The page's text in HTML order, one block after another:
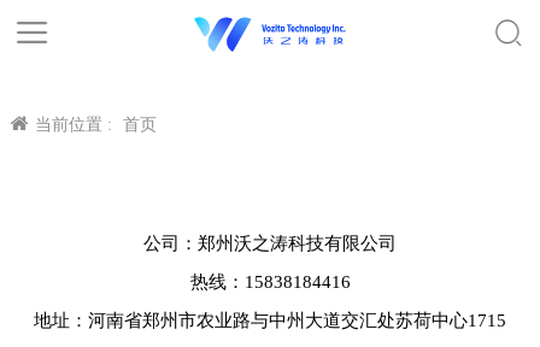
当前位置 : 首页
公司：郑州沃之涛科技有限公司
热线：15838184416
地址：河南省郑州市农业路与中州大道交汇处苏荷中心1715